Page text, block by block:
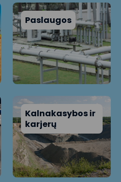
Paslaugos
Kalnakasybos ir
karjerų